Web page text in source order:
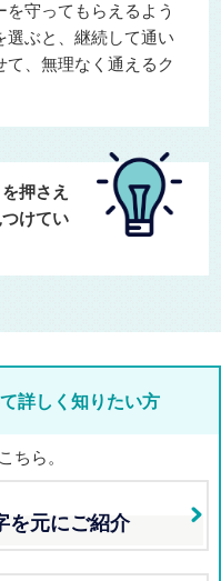
守ってもらえるよう
選ぶと、継続して通い
、無理なく通えるク
押さえ
けてい
詳しく知りたい方
ちら。
を元にご紹介